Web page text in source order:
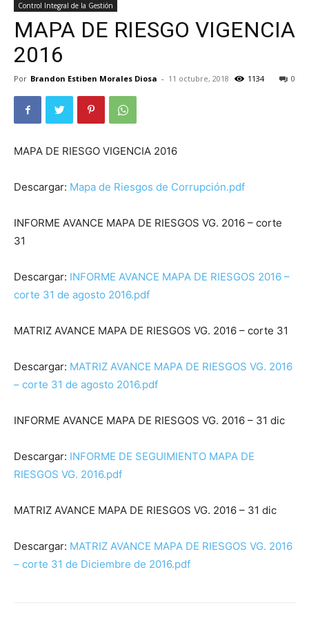
Control Integral de la Gestión
MAPA DE RIESGO VIGENCIA
2016
Por Brandon Estiben Morales Diosa - 11 octubre, 2018 0
1134
MAPA DE RIESGO VIGENCIA 2016
Descargar: Mapa de Riesgos de Corrupción.pdf
INFORME AVANCE MAPA DE RIESGOS VG. 2016 – corte
31
Descargar: INFORME AVANCE MAPA DE RIESGOS 2016 –
corte 31 de agosto 2016.pdf
MATRIZ AVANCE MAPA DE RIESGOS VG. 2016 – corte 31
Descargar: MATRIZ AVANCE MAPA DE RIESGOS VG. 2016
– corte 31 de agosto 2016.pdf
INFORME AVANCE MAPA DE RIESGOS VG. 2016 – 31 dic
Descargar: INFORME DE SEGUIMIENTO MAPA DE
RIESGOS VG. 2016.pdf
MATRIZ AVANCE MAPA DE RIESGOS VG. 2016 – 31 dic
Descargar: MATRIZ AVANCE MAPA DE RIESGOS VG. 2016
– corte 31 de Diciembre de 2016.pdf